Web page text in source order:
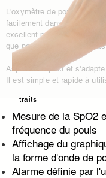
L'oxymètre de pouls du
facilement dans une
excellent produit pour un
que pour les
Aspect compact et
Il est simple et rapide à
traits
Mesure de la SpO2
fréquence du pouls
Affichage du
la forme d'onde de
Alarme définie par